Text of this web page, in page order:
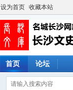
设为首页 收藏本站
首页 论坛